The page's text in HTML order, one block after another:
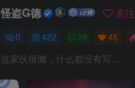
怪盗G德 关注
0 422 29 45
这家伙很懒，什么都没有写...